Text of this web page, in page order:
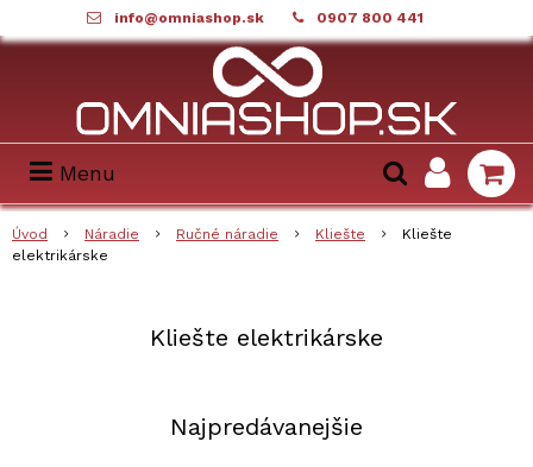
info@omniashop.sk 0907 800 441
Menu
Úvod Náradie Ručné náradie Kliešte
Kliešte
elektrikárske
Kliešte elektrikárske
Najpredávanejšie